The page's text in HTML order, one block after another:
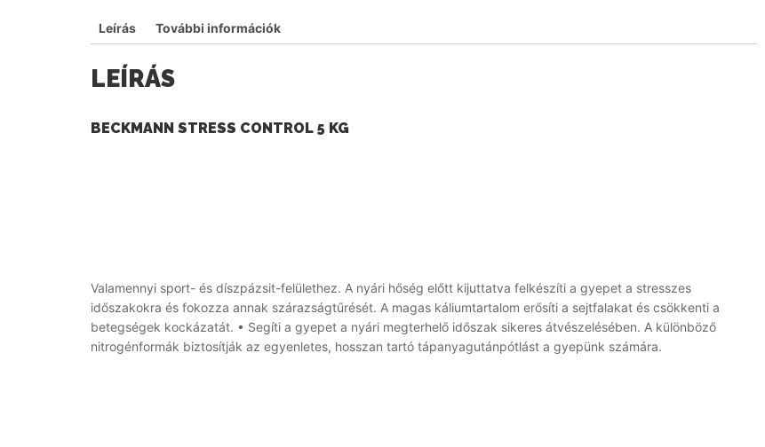
Leírás További információk
LEÍRÁS
BECKMANN STRESS CONTROL 5 KG
Valamennyi sport- és díszpázsit-felülethez. A nyári hőség előtt kijuttatva felkészíti a gyepet a stresszes
időszakokra és fokozza annak szárazságtűrését. A magas káliumtartalom erősíti a sejtfalakat és csökkenti a
betegségek kockázatát. • Segíti a gyepet a nyári megterhelő időszak sikeres átvészelésében. A különböző
nitrogénformák biztosítják az egyenletes, hosszan tartó tápanyagutánpótlást a gyepünk számára.